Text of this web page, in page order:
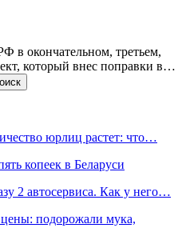
в окончательном, третьем,
который внес поправки в…
юрлиц растет: что…
копеек в Беларуси
2 автосервиса. Как у него…
подорожали мука,